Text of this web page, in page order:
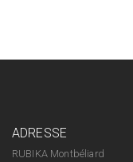
ADRESSE
RUBIKA Montbéliard